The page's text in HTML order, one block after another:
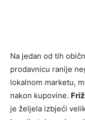
Na jedan od tih
prodavnicu ranije
lokalnom marketu,
nakon kupovine.
je željela izbjeći